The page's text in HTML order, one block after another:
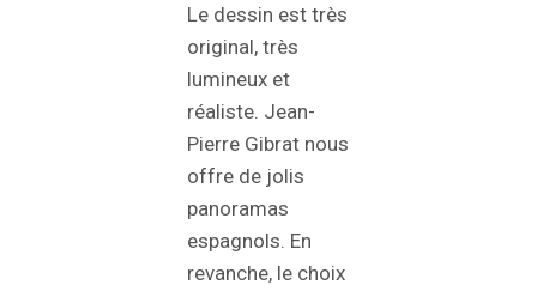
Le dessin est très
original, très
lumineux et
réaliste. Jean-
Pierre Gibrat nous
offre de jolis
panoramas
espagnols. En
revanche, le choix